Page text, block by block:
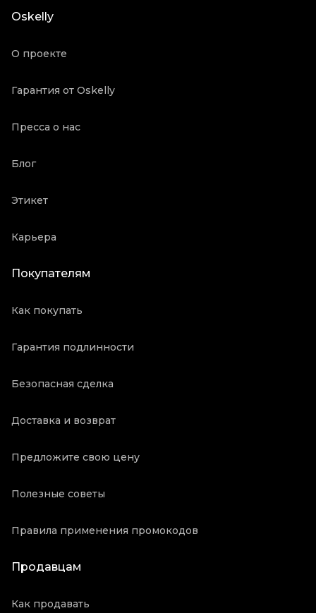
Пыльник
Oskelly ID
Oskelly
О проекте
Гарантия от Oskelly
Пресса о нас
Блог
Этикет
Карьера
Покупателям
Как покупать
Гарантия подлинности
Безопасная сделка
Доставка и возврат
Предложите свою цену
Полезные советы
Правила применения промокодов
Продавцам
Как продавать